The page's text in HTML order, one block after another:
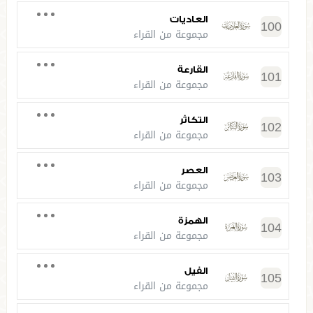
100 العاديات
مجموعة من القراء
101 القارعة
مجموعة من القراء
102 التكاثر
مجموعة من القراء
103 العصر
مجموعة من القراء
104 الهمزة
مجموعة من القراء
105 الفيل
مجموعة من القراء